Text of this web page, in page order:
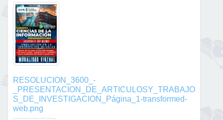
RESOLUCION_3600_-
_PRESENTACION_DE_ARTICULOSY_TRABAJO
S_DE_INVESTIGACION_Página_1-transformed-
web.png